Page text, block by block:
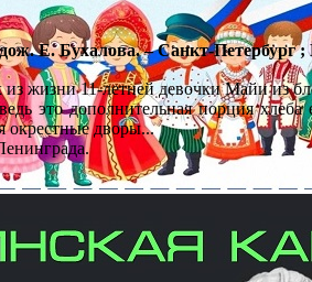
Е. Бухалова. – Санкт-Петербург
жизни 11-летней девочки Майи из
это дополнительная порция
окрестные дворы...